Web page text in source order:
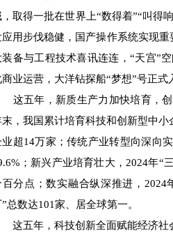
，取得一批在世界上“数得着”“叫得
应用步伐稳健，国产操作系统实现
装备与工程技术喜讯连连，“天宫”
业运营，大洋钻探船“梦想”号正式
五年，新质生产力加快培育，创
末，我国累计培育科技和创新型中
业超14万家；传统产业转型向深向
；新兴产业培育壮大，2024年“
百分点；数实融合纵深推进，2024
”总数达101家、居全球第一。
五年，科技创新全面赋能经济社